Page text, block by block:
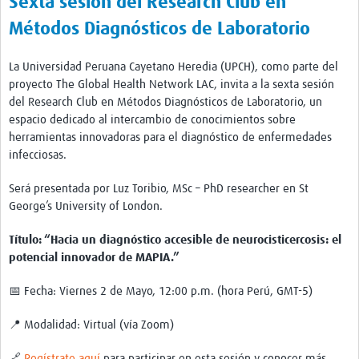
Twinning
Otras Actividades
Recursos
Crear un Club de Investigación
Crear Data Clinic
Búsqueda de información en bases … alertas PubMed
Desarrollo profesional
Proyectos Pathfinder
Pathfinder Argentina
Pathfinders Brasil
Métodos Diagnósticos de Laboratorio
La Universidad Peruana Cayetano Heredia (UPCH), como parte del
proyecto The Global Health Network LAC, invita a la sexta sesión
del Research Club en Métodos Diagnósticos de Laboratorio, un
espacio dedicado al intercambio de conocimientos sobre
herramientas innovadoras para el diagnóstico de enfermedades
infecciosas.
Será presentada por Luz Toribio, MSc – PhD researcher en St
George’s University of London.
Título: “Hacia un diagnóstico accesible de neurocisticercosis: el
potencial innovador de MAPIA.”
📅 Fecha: Viernes 2 de Mayo, 12:00 p.m. (hora Perú, GMT-5)
📍 Modalidad: Virtual (vía Zoom)